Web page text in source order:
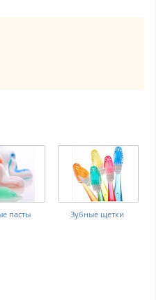
пасты Зубные щетки